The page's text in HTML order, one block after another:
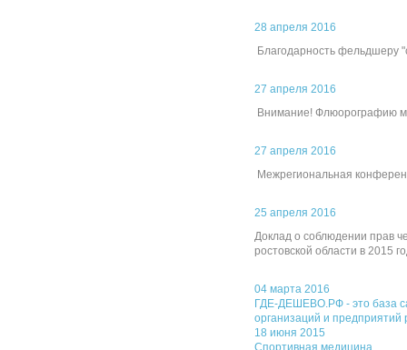
28 апреля 2016
Благодарность фельдшеру
27 апреля 2016
Внимание! Флюорографию
27 апреля 2016
Межрегиональная
25 апреля 2016
Доклад о соблюдении прав
ростовской области в 2015
04 марта 2016
ГДЕ-ДЕШЕВО.РФ - это база
организаций и предприятий
18 июня 2015
Спортивная медицина